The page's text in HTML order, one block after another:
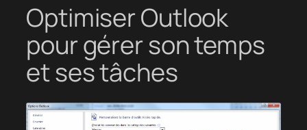
Optimiser Outlook
pour gérer son temps
et ses tâches